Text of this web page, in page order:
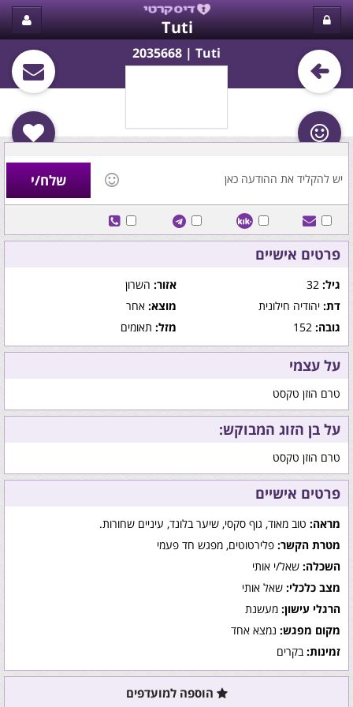
Tuti
Tuti‏ | 2035668
פרטים אישיים
גיל: אזור: השרון
דת: יהודיה חילונית מוצא: אחר
גובה:
מזל: תאומים
על עצמי
טרם הוזן טקסט
על בן הזוג המבוקש:
טרם הוזן טקסט
פרטים אישיים
מראה: טוב מאוד, גוף סקסי, שיער בלונד, עיניים שחורות.
מטרת הקשר: פלירטוטים, מפגש חד פעמי
השכלה: שאל/י אותי
מצב כלכלי: שאל אותי
הרגלי עישון: מעשנת
מקום מפגש: נמצא אחד
זמינות:בקרים
הוספה למועדפים